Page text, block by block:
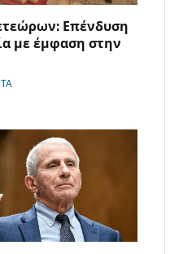
Επένδυση
με έμφαση στην